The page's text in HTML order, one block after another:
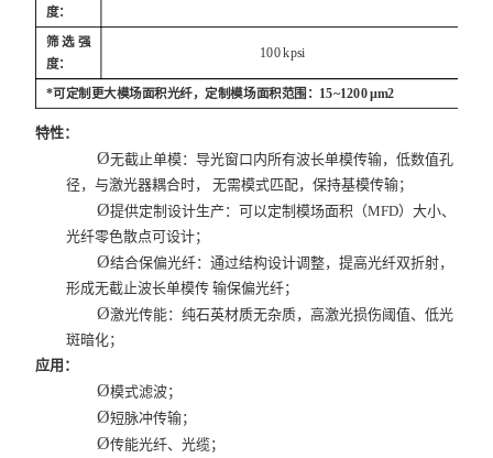
度：
筛选强
度：
100 kpsi
*可定制更大模场面积光纤，定制模场面积范围：15~1200 µm2
特性：
Ø无截止单模：导光窗口内所有波长单模传输，低数值孔
径，与激光器耦合时， 无需模式匹配，保持基模传输；
Ø提供定制设计生产：可以定制模场面积（MFD）大小、
光纤零色散点可设计；
Ø结合保偏光纤：通过结构设计调整，提高光纤双折射，
形成无截止波长单模传 输保偏光纤；
Ø激光传能：纯石英材质无杂质，高激光损伤阈值、低光
斑暗化；
应用：
Ø模式滤波；
Ø短脉冲传输；
Ø传能光纤、光缆；